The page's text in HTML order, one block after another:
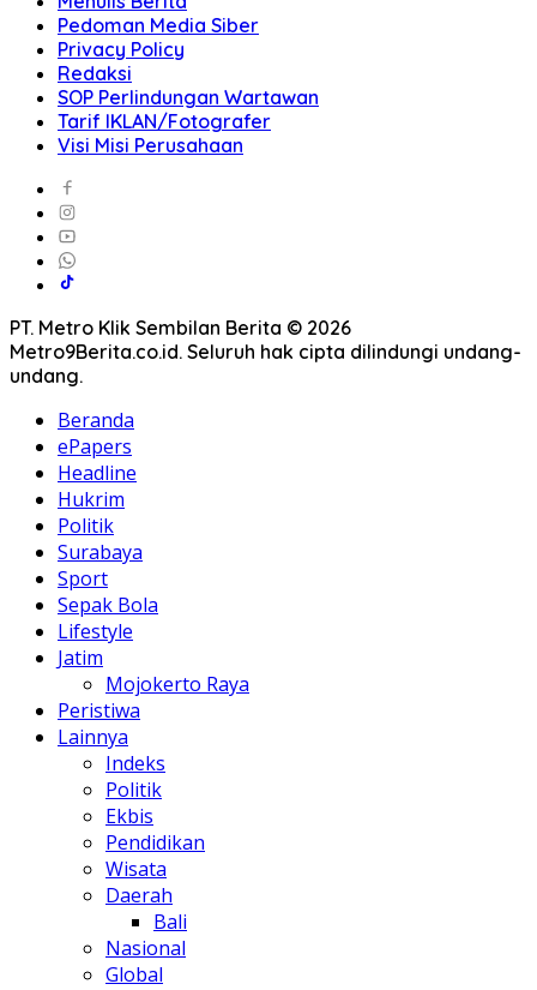
Pedoman Media Siber
Privacy Policy
Redaksi
SOP Perlindungan Wartawan
Tarif IKLAN/Fotografer
Visi Misi Perusahaan
PT. Metro Klik Sembilan Berita © 2026
Metro9Berita.co.id. Seluruh hak cipta dilindungi undang-
undang.
Beranda
ePapers
Headline
Hukrim
Politik
Surabaya
Sport
Sepak Bola
Lifestyle
Jatim
Mojokerto Raya
Peristiwa
Lainnya
Indeks
Politik
Ekbis
Pendidikan
Wisata
Daerah
Bali
Nasional
Global